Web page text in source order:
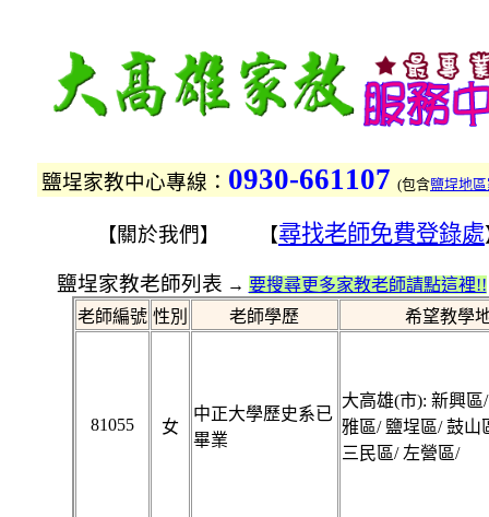
鹽埕家教中心專線： 0930-661107 (包含鹽埕地
【 關於我們 】 【尋找老師免費登錄處
鹽埕家教老師列表 → 要搜尋更多家教老師請點這裡!!
老師編號 性別 老師學歷 希望教學
81055 女
中正大學歷史系已
畢業
大高雄(市): 新興區
雅區/ 鹽埕區/ 鼓山
三民區/ 左營區/